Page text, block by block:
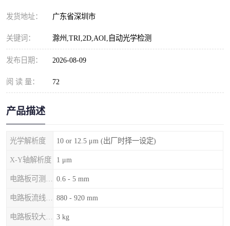
发货地址： 广东省深圳市
关键词： 滁州,TRI,2D,AOI,自动光学检测
发布日期： 2026-08-09
阅 读 量： 72
产品描述
光学解析度 10 or 12.5 μm (出厂时择一设定)
X-Y轴解析度 1 μm
0.6 - 5 mm
880 - 920 mm
3 kg